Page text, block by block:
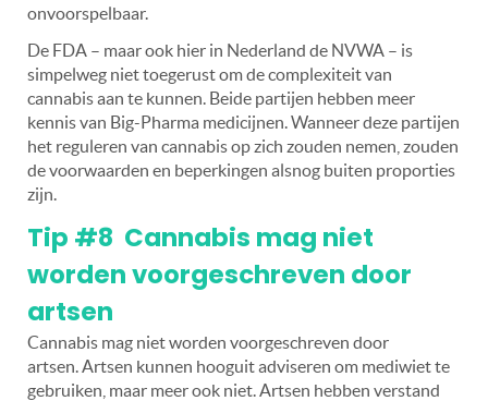
onvoorspelbaar.
De FDA – maar ook hier in Nederland de NVWA – is
simpelweg niet toegerust om de complexiteit van
cannabis aan te kunnen. Beide partijen hebben meer
kennis van Big-Pharma medicijnen. Wanneer deze partijen
het reguleren van cannabis op zich zouden nemen, zouden
de voorwaarden en beperkingen alsnog buiten proporties
zijn.
Tip #8 Cannabis mag niet
worden voorgeschreven door
artsen
Cannabis mag niet worden voorgeschreven door
artsen. Artsen kunnen hooguit adviseren om mediwiet te
gebruiken, maar meer ook niet. Artsen hebben verstand